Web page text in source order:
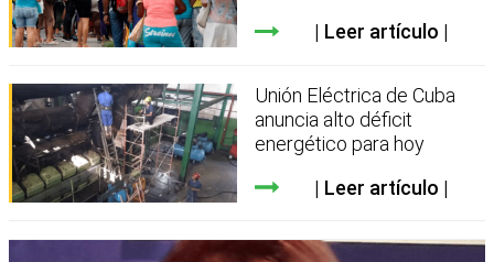
Leer artículo
Unión Eléctrica de Cuba
anuncia alto déficit
energético para hoy
Leer artículo